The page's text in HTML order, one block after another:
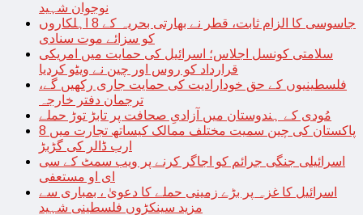
نوجوان شہید
جاسوسی کا الزام ثابت، قطر نے بھارتی بحریہ کے 8 اہلکاروں
کو سزائے موت سنادی
سلامتی کونسل اجلاس؛ اسرائیل کی حمایت میں امریکی
قرارداد کو روس اور چین نے ویٹو کردیا
فلسطینیوں کے حق خودارادیت کی حمایت جاری رکھیں گے،
ترجمان دفتر خارجہ
مُودی کے ہندوستان میں آزادیِ صحافت پر تابڑ توڑ حملے
پاکستان کی چین سمیت مختلف ممالک کیساتھ تجارت میں 8
ارب ڈالر کی گڑبڑ
اسرائیلی جنگی جرائم کو اجاگر کرنے پر ویب سمٹ کے سی
ای او مستعفی
اسرائیل کا غزہ پر بڑے زمینی حملے کا دعویٰ ، بمباری سے
مزید سینکڑوں فلسطینی شہید